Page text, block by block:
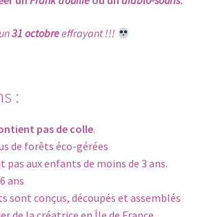
31 octobreeffrayant !!!
:
pas de colle.
de forêts éco-gérées
pas aux enfants de moins de 3 ans.
ans
sont conçus, découpés et assemblés